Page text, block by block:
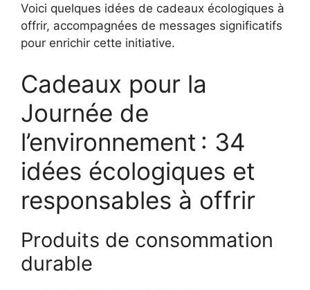
Voici quelques idées de cadeaux écologiques à
offrir, accompagnées de messages significatifs
pour enrichir cette initiative.
Cadeaux pour la
Journée de
l’environnement : 34
idées écologiques et
responsables à offrir
Produits de consommation
durable